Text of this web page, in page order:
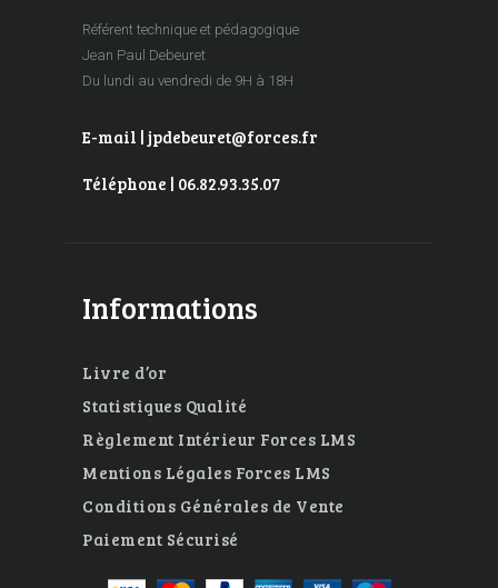
Référent technique et pédagogique
Jean Paul Debeuret
Du lundi au vendredi de 9H à 18H
E-mail | jpdebeuret@forces.fr
Téléphone | 06.82.93.35.07
Informations
Livre d’or
Statistiques Qualité
Règlement Intérieur Forces LMS
Mentions Légales Forces LMS
Conditions Générales de Vente
Paiement Sécurisé